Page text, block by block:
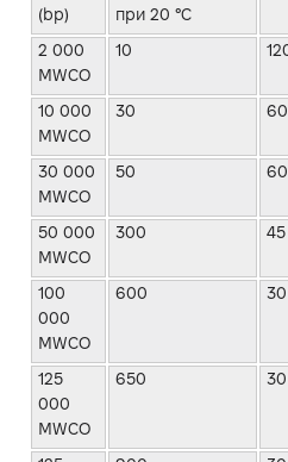
(bp)
при 20 °C
2 000
MWCO
10
10 000
MWCO
30 60
30 000
MWCO
50 60
50 000
MWCO
300 45
100
000
MWCO
600 30
125
000
MWCO
650 30